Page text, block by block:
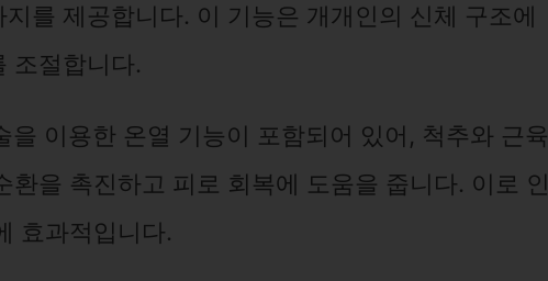
를 제공합니다. 이 기능은 개개인의 신체 구조에
조절합니다.
을 이용한 온열 기능이 포함되어 있어, 척추와 근육
환을 촉진하고 피로 회복에 도움을 줍니다. 이로 인
효과적입니다.